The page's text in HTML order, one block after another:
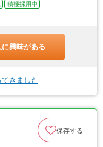
積極採用中
に興味がある
きました
保存する